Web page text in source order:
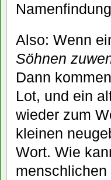
Also: Wenn
Söhnen
Dann
Lot, und ein
wieder zum
kleinen
Wort. Wie